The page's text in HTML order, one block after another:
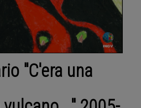
"C'era una